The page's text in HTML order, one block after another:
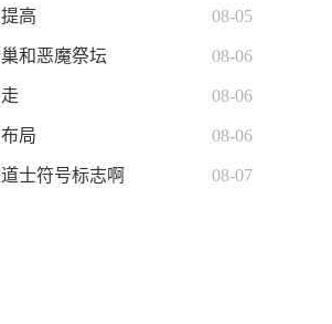
高 08-05
和恶魔祭坛 08-06
08-06
局 08-06
士符号标志啊 08-07